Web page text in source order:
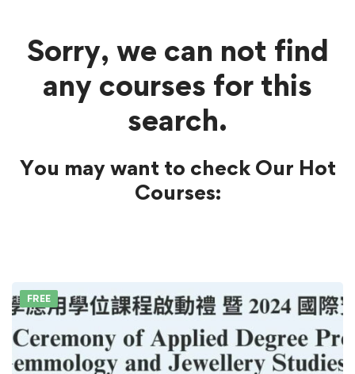
Sorry, we can not find
any courses for this
search.
You may want to check Our Hot
Courses:
FREE